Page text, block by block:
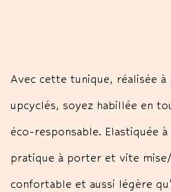
Avec cette tunique, réalisée
upcyclés, soyez habillée en
éco-responsable. Elastiquée
pratique à porter et vite
confortable et aussi légère